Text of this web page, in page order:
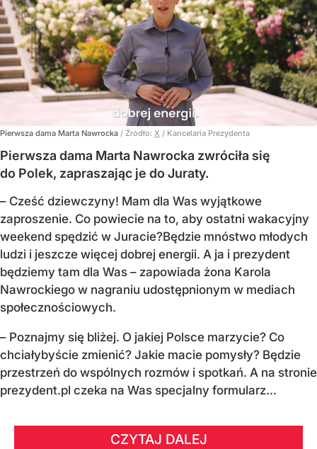
Pierwsza dama Marta Nawrocka / Źródło: X / Kancelaria Prezydenta
Pierwsza dama Marta Nawrocka zwróciła się
do Polek, zapraszając je do Juraty.
– Cześć dziewczyny! Mam dla Was wyjątkowe
zaproszenie. Co powiecie na to, aby ostatni wakacyjny
weekend spędzić w Juracie?Będzie mnóstwo młodych
ludzi i jeszcze więcej dobrej energii. A ja i prezydent
będziemy tam dla Was – zapowiada żona Karola
Nawrockiego w nagraniu udostępnionym w mediach
społecznościowych.
– Poznajmy się bliżej. O jakiej Polsce marzycie? Co
chciałybyście zmienić? Jakie macie pomysły? Będzie
przestrzeń do wspólnych rozmów i spotkań. A na stronie
prezydent.pl czeka na Was specjalny formularz...
CZYTAJ DALEJ